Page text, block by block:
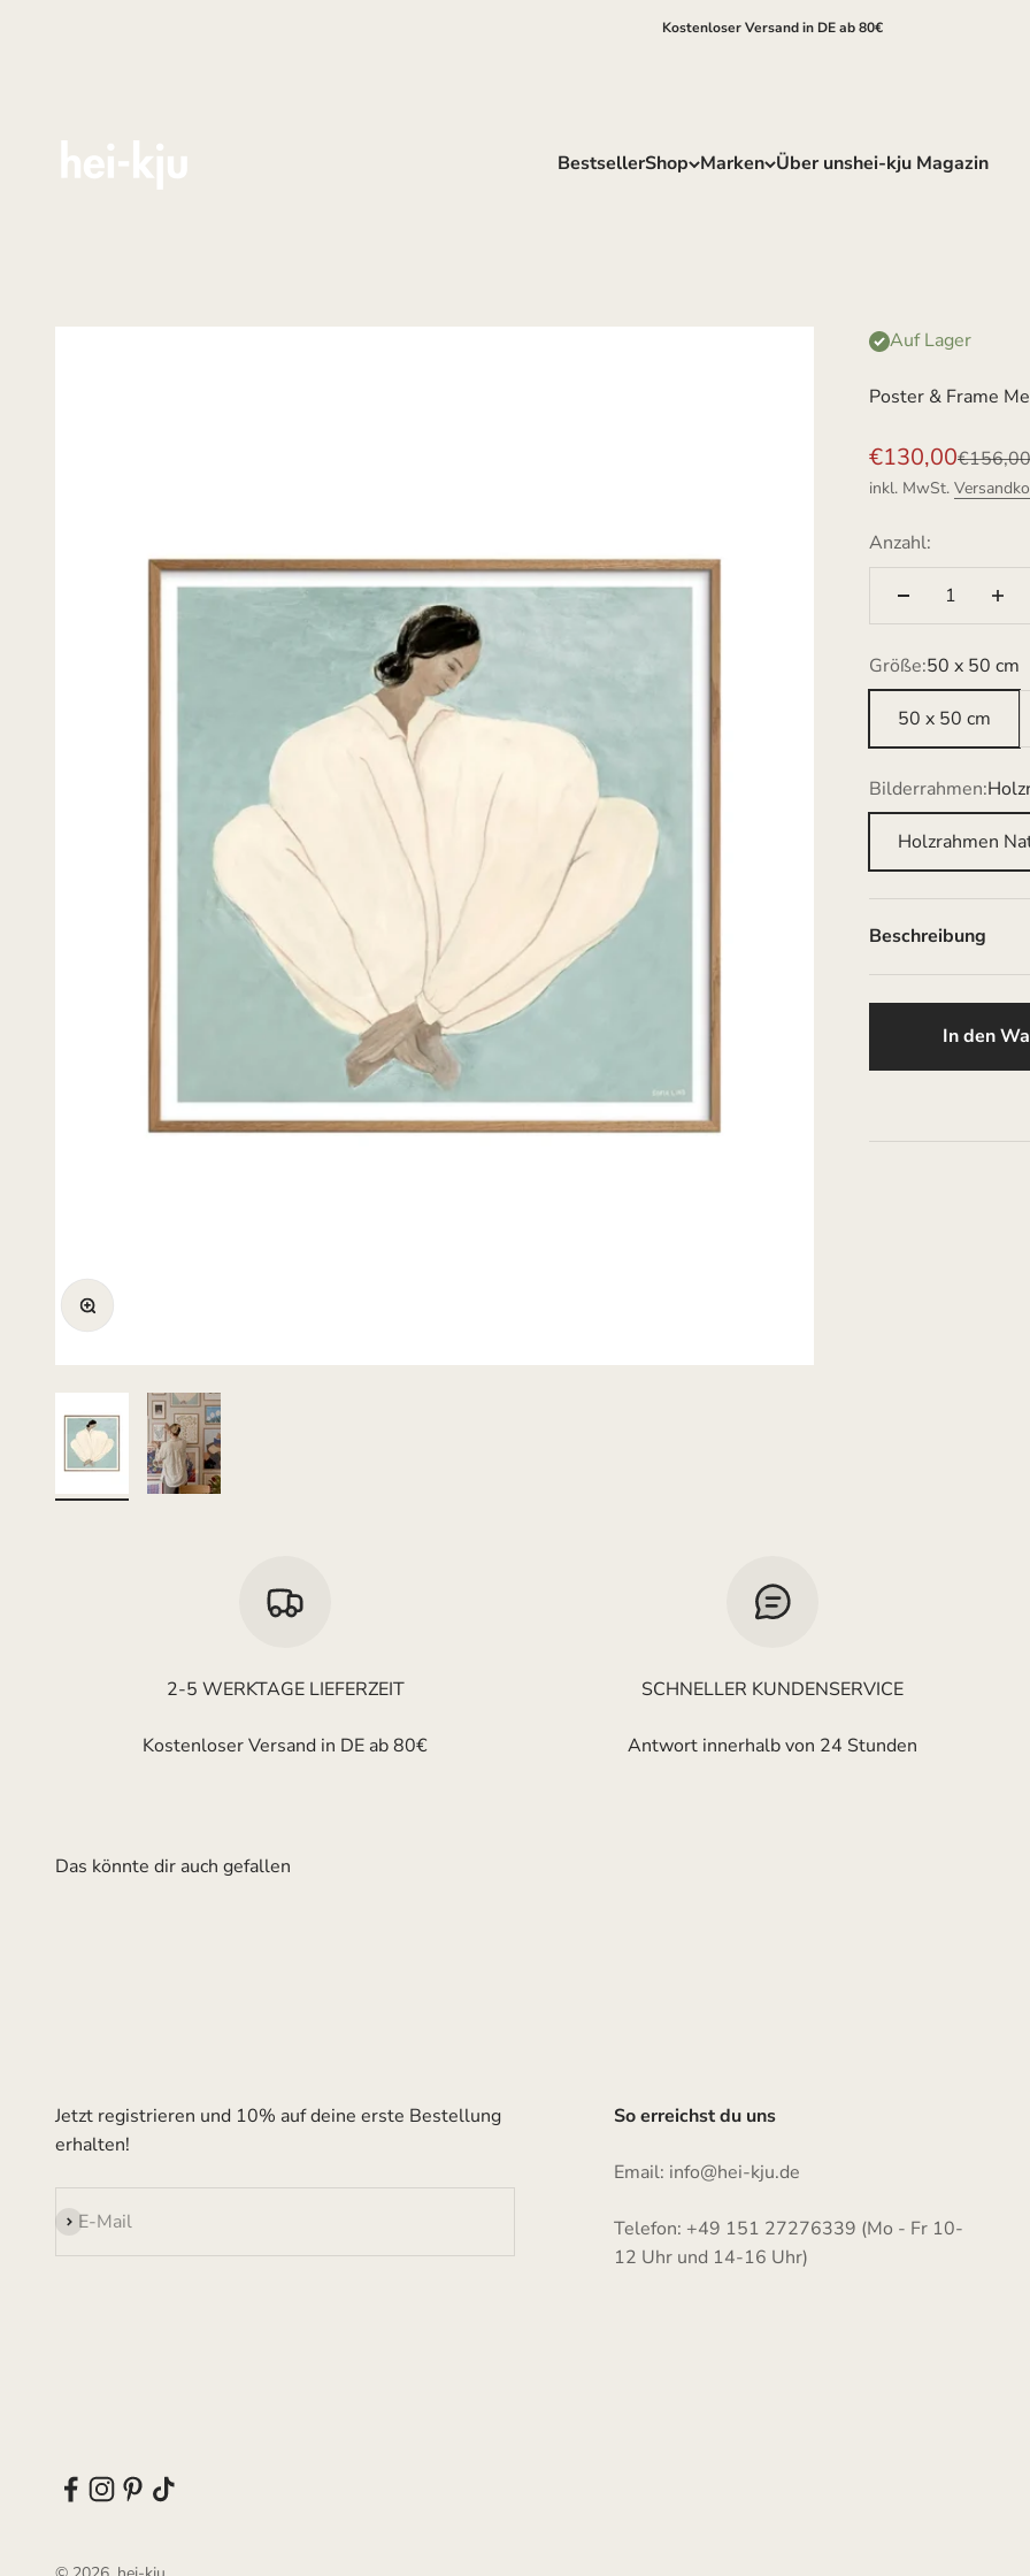
Kostenloser Versand in DE ab 80€
BestsellerShop Marken Über unshei-kju Magazin
Bild vergrößern
Auf Lager
Poster & Frame
Angebot
€130,00€156,00
inkl. MwSt.
Anzahl:
Größe:50 x 50 cm
50 x 50 cm
Bilderrahmen:
Holzrahmen
Beschreibung
In den
2-5 WERKTAGE LIEFERZEIT
Kostenloser Versand in DE ab 80€
SCHNELLER KUNDENSERVICE
Antwort innerhalb von 24 Stunden
Jetzt registrieren und 10% auf deine erste Bestellung
erhalten!
E-Mail
Abonnieren
So erreichst du uns
Email: info@hei-kju.de
Telefon: +49 151 27276339 (Mo - Fr 10-
12 Uhr und 14-16 Uhr)